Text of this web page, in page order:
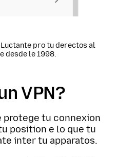
Luctante pro tu derectos al
desde le 1998.
VPN?
tu connexion
position e lo que tu
inter tu apparatos.